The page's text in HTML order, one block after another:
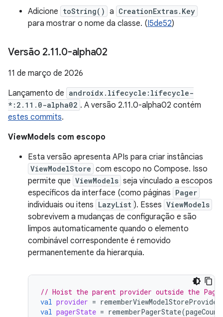
Adicione toString() a CreationExtras.Key
para mostrar o nome da classe. (I5de52)
Versão 2.11.0-alpha02
11 de março de 2026
Lançamento de androidx.lifecycle:lifecycle-
*:2.11.0-alpha02 . A versão 2.11.0-alpha02 contém
estes commits.
ViewModels com escopo
Esta versão apresenta APIs para criar instâncias
ViewModelStore com escopo no Compose. Isso
permite que ViewModels seja vinculado a escopos
específicos da interface (como páginas Pager
individuais ou itens LazyList ). Esses ViewModels
sobrevivem a mudanças de configuração e são
limpos automaticamente quando o elemento
combinável correspondente é removido
permanentemente da hierarquia.
// Hoist the parent provider outside the
val provider = rememberViewModelStoreProvider
val pagerState = rememberPagerState(pageCount